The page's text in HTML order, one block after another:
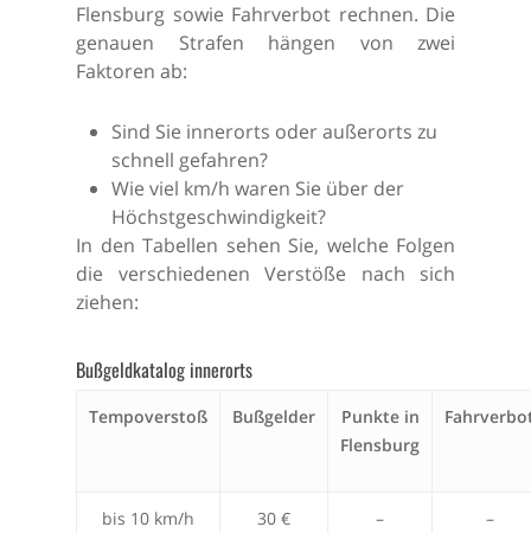
Flensburg sowie Fahrverbot rechnen. Die
genauen Strafen hängen von zwei
Faktoren ab:
Sind Sie innerorts oder außerorts zu
schnell gefahren?
Wie viel km/h waren Sie über der
Höchstgeschwindigkeit?
In den Tabellen sehen Sie, welche Folgen
die verschiedenen Verstöße nach sich
ziehen:
Bußgeldkatalog innerorts
Tempoverstoß Bußgelder
Punkte in
Flensburg
bis 10 km/h 30 € – –